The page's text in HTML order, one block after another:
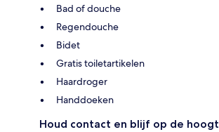
Bad of douche
Regendouche
Bidet
Gratis toiletartikelen
Haardroger
Handdoeken
Houd contact en blijf op de